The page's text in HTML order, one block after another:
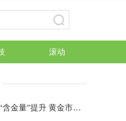
滚动
年轻人消费“含金量”提升 黄金市场“小而美”产品热销